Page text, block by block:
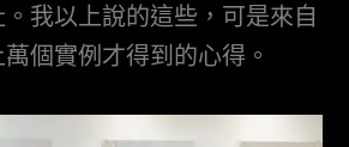
我以上說的這些，可是來自
個實例才得到的心得。